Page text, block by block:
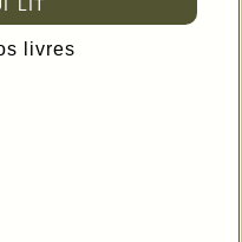
livres